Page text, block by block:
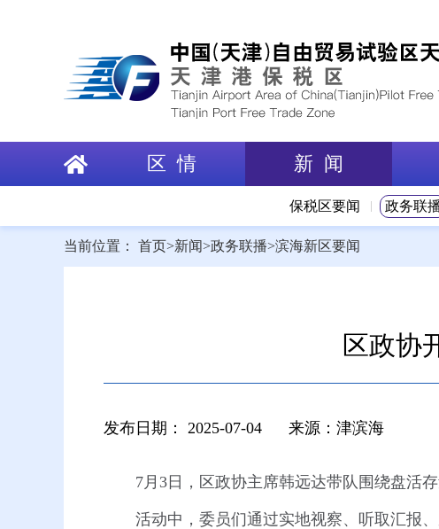
区 情 新 闻
保税区要闻 政务联
当前位置： 首页>新闻>政务联播>滨海新区要闻
区政协
发布日期： 2025-07-04 来源：津滨海
7月3日，区政协主席韩远达带队围绕盘活
活动中，委员们通过实地视察、听取汇报